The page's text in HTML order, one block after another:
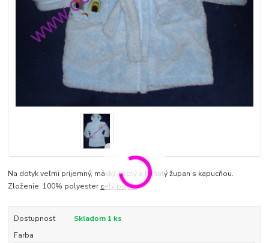
Na dotyk veľmi príjemný, mäkký, teplý a huňatý župan s kapucňou.
Zloženie: 100% polyestercelý popis
Dostupnosť
Skladom 1 ks
Farba